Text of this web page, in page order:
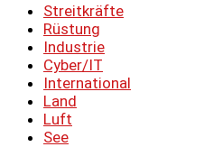
Streitkräfte
Rüstung
Industrie
Cyber/IT
International
Land
Luft
See